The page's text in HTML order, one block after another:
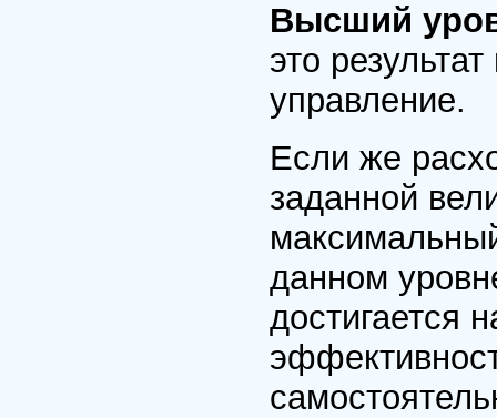
Высший
это
управление.
Если же
заданной
данном
достигается